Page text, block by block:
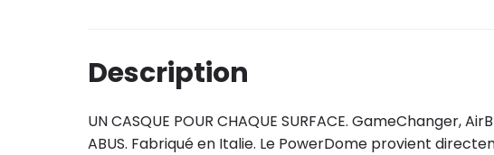
Description
UN CASQUE POUR CHAQUE SURFACE.
ABUS. Fabriqué en Italie. Le PowerDome provient